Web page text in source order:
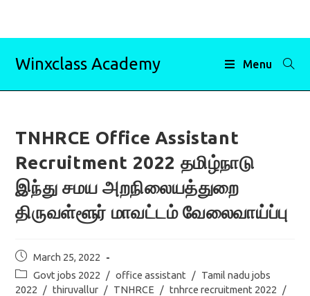
Winxclass Academy Menu
TNHRCE Office Assistant
Recruitment 2022 தமிழ்நாடு
இந்து சமய அறநிலையத்துறை
திருவள்ளூர் மாவட்டம் வேலைவாய்ப்பு
Post
published:
March 25, 2022
Post
category:
Govt jobs 2022 / office assistant / Tamil nadu jobs
2022 / thiruvallur / TNHRCE / tnhrce recruitment 2022 /